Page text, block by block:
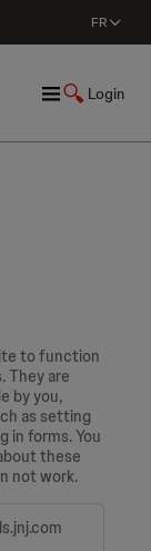
FR
Login
to function
They are
by you,
as setting
in forms. You
these
not work.